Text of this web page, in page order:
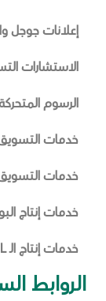
إعلانات جوجل
الاستشارات
الرسوم المتحركة
خدمات التسويق
خدمات التسويق
خدمات إنتاج
خدمات إنتاج الـ BTL
الروابط